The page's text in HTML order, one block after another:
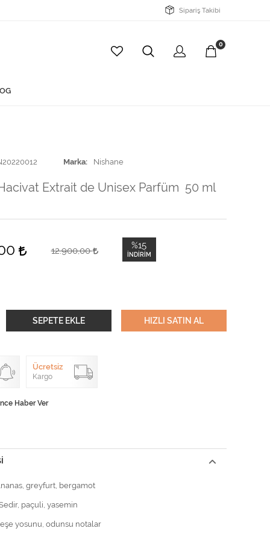
Sipariş Takibi
0
Marka Nishane
Extrait de Unisex Parfüm 50 ml
12.900,00 %15
İNDIRIM
SEPETE EKLE HIZLI SATIN AL
Ücretsiz
Kargo
Haber Ver
greyfurt, bergamot
paçuli, yasemin
yosunu, odunsu notalar